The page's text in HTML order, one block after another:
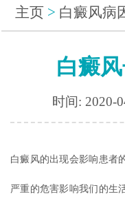
主页 > 白癜风病
白癜
时间: 2020-
白癜风的出现会影响患者
严重的危害影响我们的生